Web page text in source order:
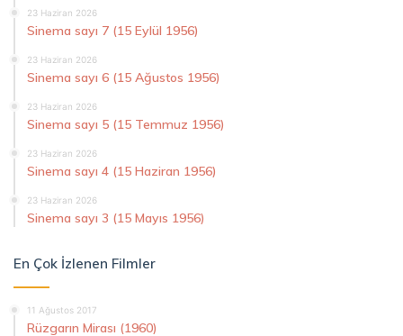
23 Haziran 2026
Sinema sayı 7 (15 Eylül 1956)
23 Haziran 2026
Sinema sayı 6 (15 Ağustos 1956)
23 Haziran 2026
Sinema sayı 5 (15 Temmuz 1956)
23 Haziran 2026
Sinema sayı 4 (15 Haziran 1956)
23 Haziran 2026
Sinema sayı 3 (15 Mayıs 1956)
En Çok İzlenen Filmler
11 Ağustos 2017
Rüzgarın Mirası (1960)